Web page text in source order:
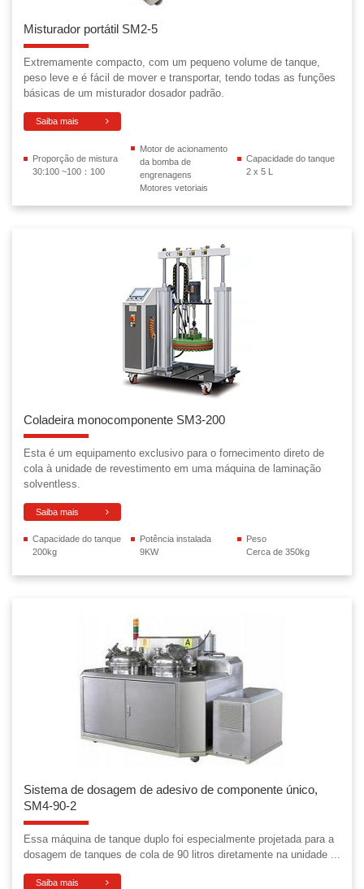
Misturador portátil SM2-5
Extremamente compacto, com um pequeno volume de tanque,
peso leve e é fácil de mover e transportar, tendo todas as funções
básicas de um misturador dosador padrão.
Saiba mais
Proporção de mistura
30:100 ~100：100
Motor de acionamento
da bomba de
engrenagens
Motores vetoriais
Capacidade do tanque
2 x 5 L
Coladeira monocomponente SM3-200
Esta é um equipamento exclusivo para o fornecimento direto de
cola à unidade de revestimento em uma máquina de laminação
solventless.
Saiba mais
Capacidade do tanque
200kg
Potência instalada
9KW
Peso
Cerca de 350kg
Sistema de dosagem de adesivo de componente único,
SM4-90-2
Essa máquina de tanque duplo foi especialmente projetada para a
dosagem de tanques de cola de 90 litros diretamente na unidade ...
Saiba mais